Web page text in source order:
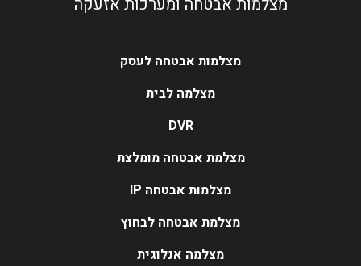
מצלמות אבטחה ומערכות אזעקה
מצלמות אבטחה לעסק
מצלמה לבית
DVR
מצלמת אבטחה מומלצת
מצלמות אבטחה IP
מצלמת אבטחה לבחוץ
מצלמה אנלוגית